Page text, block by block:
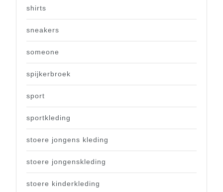
shirts
sneakers
someone
spijkerbroek
sport
sportkleding
stoere jongens kleding
stoere jongenskleding
stoere kinderkleding